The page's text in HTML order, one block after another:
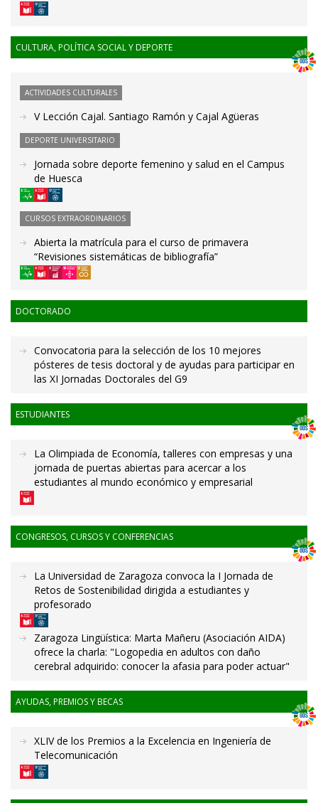
CULTURA, POLÍTICA SOCIAL Y DEPORTE
ACTIVIDADES CULTURALES
V Lección Cajal. Santiago Ramón y Cajal Agüeras
DEPORTE UNIVERSITARIO
Jornada sobre deporte femenino y salud en el Campus
de Huesca
CURSOS EXTRAORDINARIOS
Abierta la matrícula para el curso de primavera
“Revisiones sistemáticas de bibliografía”
DOCTORADO
Convocatoria para la selección de los 10 mejores
pósteres de tesis doctoral y de ayudas para participar en
las XI Jornadas Doctorales del G9
ESTUDIANTES
La Olimpiada de Economía, talleres con empresas y una
jornada de puertas abiertas para acercar a los
estudiantes al mundo económico y empresarial
CONGRESOS, CURSOS Y CONFERENCIAS
La Universidad de Zaragoza convoca la I Jornada de
Retos de Sostenibilidad dirigida a estudiantes y
profesorado
Zaragoza Lingüística: Marta Mañeru (Asociación AIDA)
ofrece la charla: "Logopedia en adultos con daño
cerebral adquirido: conocer la afasia para poder actuar"
AYUDAS, PREMIOS Y BECAS
XLIV de los Premios a la Excelencia en Ingeniería de
Telecomunicación